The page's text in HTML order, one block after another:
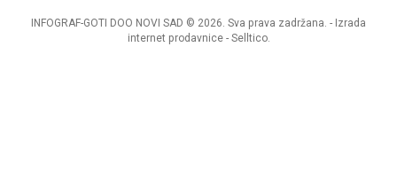
INFOGRAF-GOTI DOO NOVI SAD © 2026. Sva prava zadržana. - Izrada
internet prodavnice- Selltico.